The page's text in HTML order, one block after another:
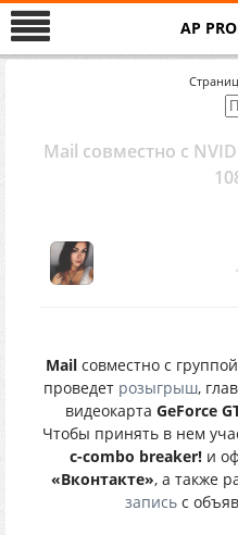
AP
Mail совместно с
Mail совместно с группой
проведет розыгрыш,
видеокарта GeForce
Чтобы принять в нем
c-combo breaker!и
«Вконтакте», а также
записьс